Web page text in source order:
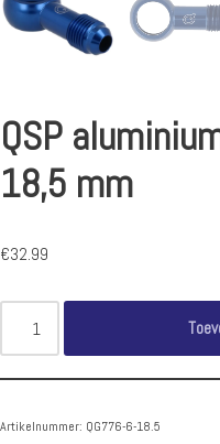
QSP
18,5 mm
€32.99
Artikelnummer: QG776-6-18.5